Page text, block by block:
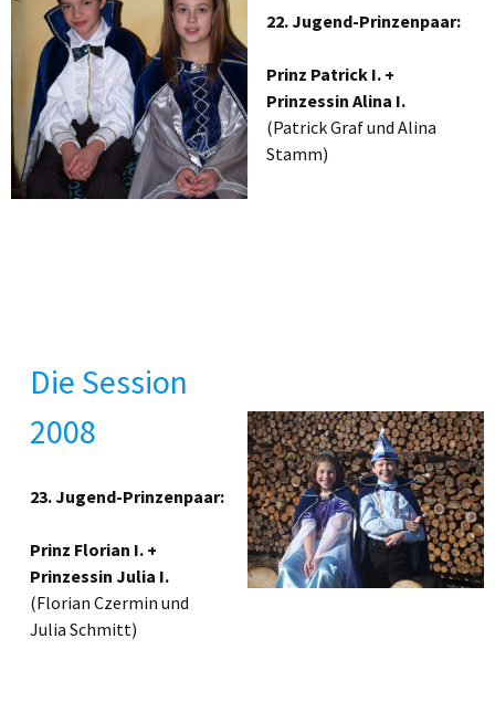
22. Jugend-Prinzenpaar:
Prinz Patrick I. +
Prinzessin Alina I.
(Patrick Graf und Alina
Stamm)
Die Session
2008
23. Jugend-Prinzenpaar:
Prinz Florian I. +
Prinzessin Julia I.
(Florian Czermin und
Julia Schmitt)